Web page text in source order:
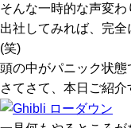
そんな一時的な声変わ
出社してみれば、完全
(笑)
頭の中がパニック状態
さてさて、本日ご紹